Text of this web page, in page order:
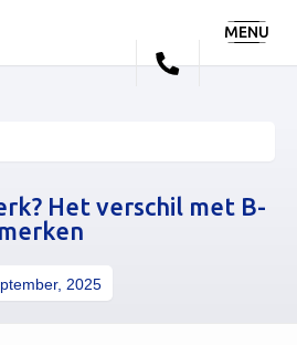
MENU
2025
Het verschil met B-